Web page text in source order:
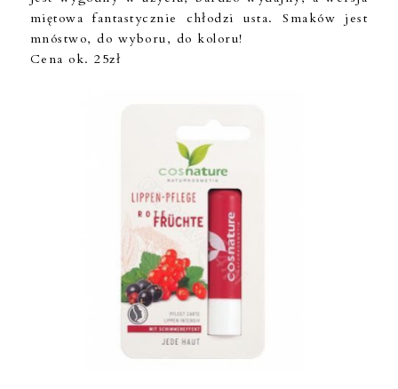
miętowa fantastycznie chłodzi usta. Smaków jest
mnóstwo, do wyboru, do koloru!
Cena ok. 25zł